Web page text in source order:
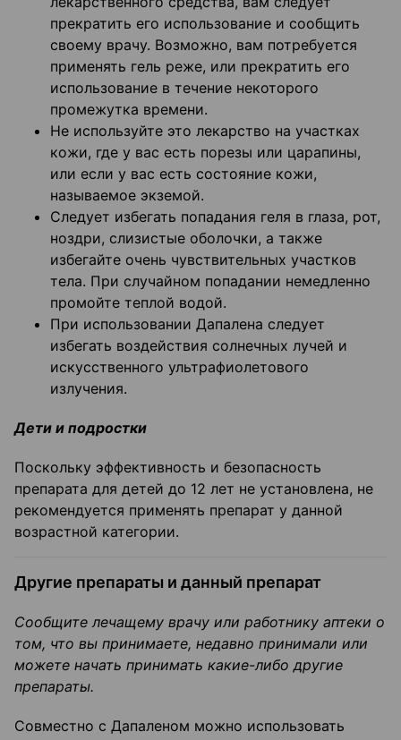
прекратить его использование и сообщить
своему врачу. Возможно, вам потребуется
применять гель реже, или прекратить его
использование в течение некоторого
промежутка времени.
Не используйте это лекарство на участках
кожи, где у вас есть порезы или царапины,
или если у вас есть состояние кожи,
называемое экземой.
Следует избегать попадания геля в глаза, рот,
ноздри, слизистые оболочки, а также
избегайте очень чувствительных участков
тела. При случайном попадании немедленно
промойте теплой водой.
При использовании Дапалена следует
избегать воздействия солнечных лучей и
искусственного ультрафиолетового
излучения.
Дети и подростки
Поскольку эффективность и безопасность
препарата для детей до 12 лет не установлена, не
рекомендуется применять препарат у данной
возрастной категории.
Другие препараты и данный препарат
Сообщите лечащему врачу или работнику аптеки о
том, что вы принимаете, недавно принимали или
можете начать принимать какие-либо другие
препараты.
Совместно с Дапаленом можно использовать